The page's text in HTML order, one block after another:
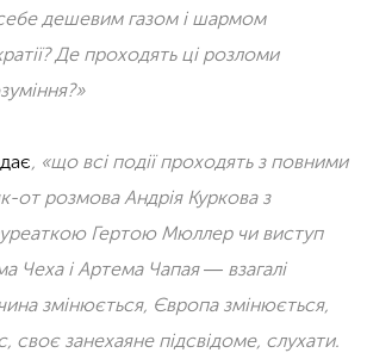
дешевим газом і шармом
Де проходять ці розломи
, «що всі події проходять з повними
от розмова Андрія Куркова з
Гертою Мюллер чи виступ
Чеха і Артема Чапая ― взагалі
змінюється, Європа змінюється,
своє занехаяне підсвідоме, слухати.